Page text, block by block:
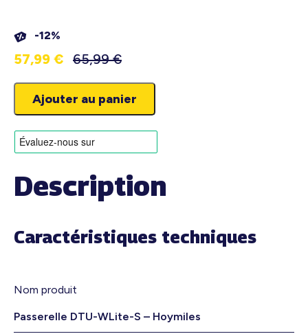
-12%
57,99 € 65,99€
Ajouter au panier
Description
Caractéristiques techniques
Nom produit
Passerelle DTU-WLite-S – Hoymiles